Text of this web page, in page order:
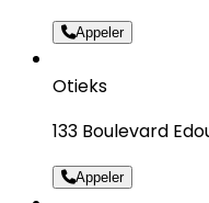
Appeler
Otieks
133 Boulevard
Appeler